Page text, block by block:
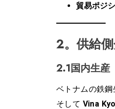
貿易ポジ
2。供給
2.1国内生産
ベトナムの鉄
そして Vina